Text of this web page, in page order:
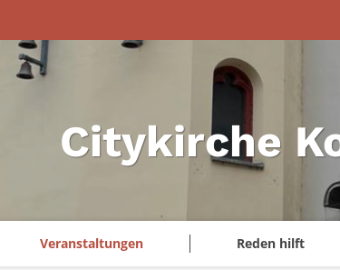
Citykirche
Veranstaltungen Reden hilft